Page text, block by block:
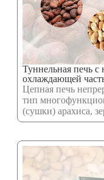
Туннельная печь
охлаждающей
Цепная печь
тип
(сушки) арахиса,